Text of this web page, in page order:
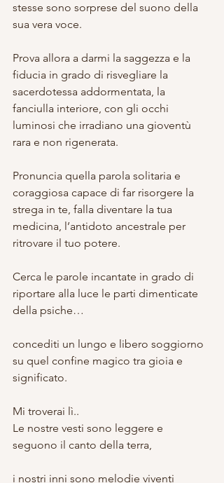
stesse sono sorprese del suono della
sua vera voce.
Prova allora a darmi la saggezza e la
fiducia in grado di risvegliare la
sacerdotessa addormentata, la
fanciulla interiore, con gli occhi
luminosi che irradiano una gioventù
rara e non rigenerata.
Pronuncia quella parola solitaria e
coraggiosa capace di far risorgere la
strega in te, falla diventare la tua
medicina, l’antidoto ancestrale per
ritrovare il tuo potere.
Cerca le parole incantate in grado di
riportare alla luce le parti dimenticate
della psiche…
concediti un lungo e libero soggiorno
su quel confine magico tra gioia e
significato.
Mi troverai lì..
Le nostre vesti sono leggere e
seguono il canto della terra,
i nostri inni sono melodie viventi